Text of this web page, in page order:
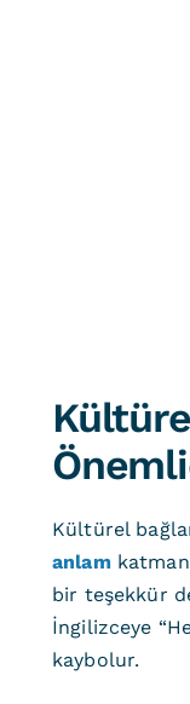
Kültürel
anlam
bir teşekkür
İngilizceye
kaybolur.